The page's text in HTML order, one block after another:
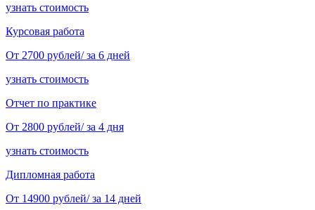
узнать стоимость
Курсовая работа
От 2700 рублей/ за 6 дней
узнать стоимость
Отчет по практике
От 2800 рублей/ за 4 дня
узнать стоимость
Дипломная работа
От 14900 рублей/ за 14 дней